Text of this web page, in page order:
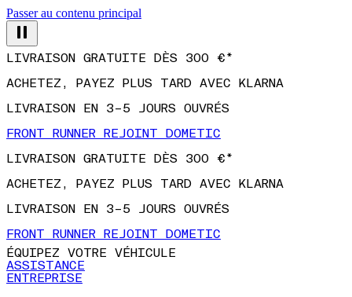
Passer au contenu principal
ACHETEZ, PAYEZ PLUS TARD AVEC KLARNA
LIVRAISON EN 3–5 JOURS OUVRÉS
FRONT RUNNER REJOINT DOMETIC
LIVRAISON GRATUITE DÈS 300 €*
ACHETEZ, PAYEZ PLUS TARD AVEC KLARNA
LIVRAISON EN 3–5 JOURS OUVRÉS
FRONT RUNNER REJOINT DOMETIC
ÉQUIPEZ VOTRE VÉHICULE
ASSISTANCE
ENTREPRISE